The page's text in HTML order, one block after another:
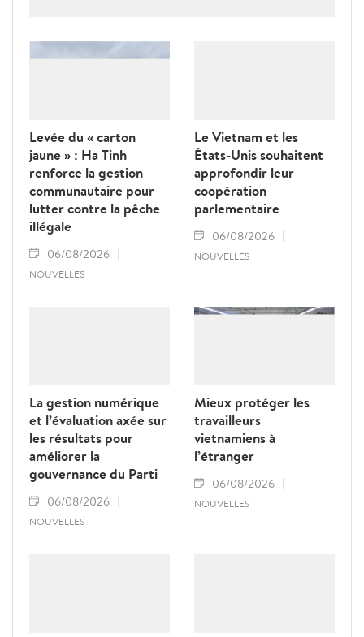
Levée du « carton
jaune » : Ha Tinh
renforce la gestion
communautaire pour
lutter contre la pêche
illégale
06/08/2026
NOUVELLES
Le Vietnam et les
États-Unis souhaitent
approfondir leur
coopération
parlementaire
06/08/2026
NOUVELLES
La gestion numérique
et l’évaluation axée sur
les résultats pour
améliorer la
gouvernance du Parti
06/08/2026
NOUVELLES
Mieux protéger les
travailleurs
vietnamiens à
l’étranger
06/08/2026
NOUVELLES